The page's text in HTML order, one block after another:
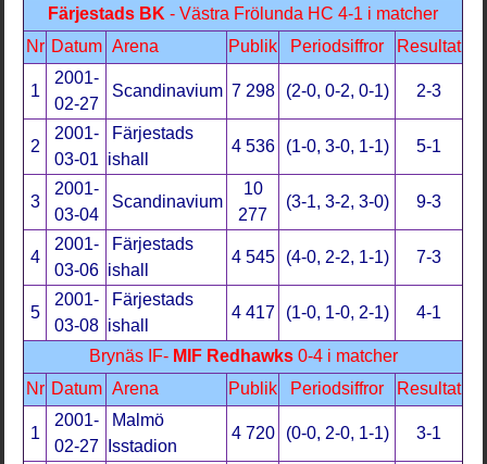
Färjestads BK- Västra Frölunda HC 4-1 i matcher
Nr Datum Arena Publik Periodsiffror Resultat
1
2001-
02-27
Scandinavium 7 298 (2-0, 0-2, 0-1) 2-3
2
2001-
03-01
Färjestads
ishall
4 536 (1-0, 3-0, 1-1) 5-1
3
2001-
03-04
Scandinavium
10
277
(3-1, 3-2, 3-0) 9-3
4
2001-
03-06
Färjestads
ishall
4 545 (4-0, 2-2, 1-1) 7-3
5
2001-
03-08
Färjestads
ishall
4 417 (1-0, 1-0, 2-1) 4-1
Brynäs IF- MIF Redhawks0-4 i matcher
Nr Datum Arena Publik Periodsiffror Resultat
1
2001-
02-27
Malmö
Isstadion
4 720 (0-0, 2-0, 1-1) 3-1